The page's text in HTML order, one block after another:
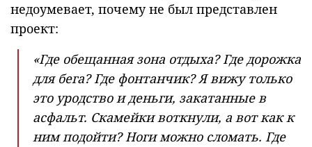
недоумевает, почему не был представлен
проект:
«Где обещанная зона отдыха? Где дорожка
для бега? Где фонтанчик? Я вижу только
это уродство и деньги, закатанные в
асфальт. Скамейки воткнули, а вот как к
ним подойти? Ноги можно сломать. Где